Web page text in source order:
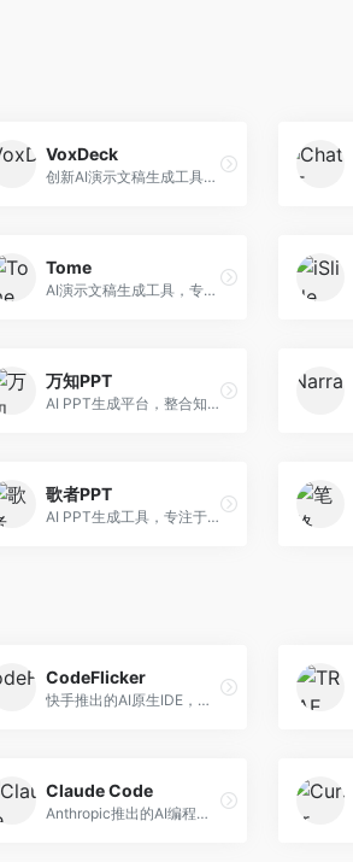
VoxDeck
创新AI演示文稿生成工具，支持语音交互创作。面向职场人士，支持语音输入、PPT生成、内容优化等功能，语音创作体验便捷。
Tome
AI演示文稿生成工具，专注于故事化演示创作。面向创业者和营销人员，提供故事叙述、视觉设计、内容生成等服务，演示文稿叙事性强。
万知PPT
AI PPT生成平台，整合知识库与创作功能。面向职场人士，支持内容检索、PPT生成、设计优化等服务，知识整合能力强。
歌者PPT
AI PPT生成工具，专注于演示文稿智能创作。面向职场人士，支持主题输入、内容生成、设计美化等功能，PPT制作效率高。
CodeFlicker
快手推出的AI原生IDE，专注于短视频相关开发。面向快手生态开发者，提供代码生成、调试辅助等服务，与快手开发生态深度整合。
Claude Code
Anthropic推出的AI编程工具，基于Claude模型。面向开发者，提供代码生成、代码审查、调试辅助等服务，代码质量高，推理能力强。